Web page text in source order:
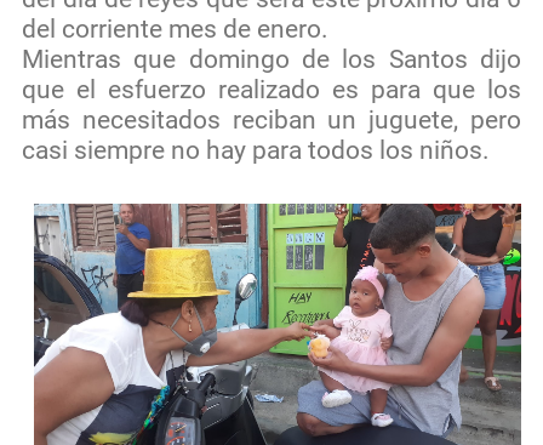
del corriente mes de enero.
Mientras que domingo de los Santos dijo
que el esfuerzo realizado es para que los
más necesitados reciban un juguete, pero
casi siempre no hay para todos los niños.